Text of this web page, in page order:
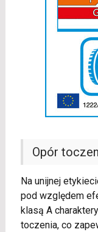
Opór
Na unijnej
pod względem
klasą A
toczenia, co